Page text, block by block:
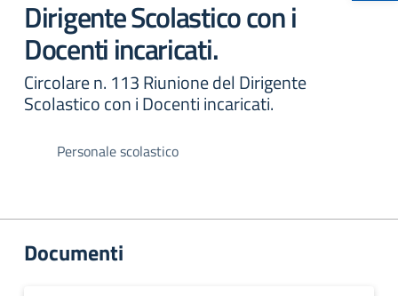
Dirigente Scolastico con i
Docenti incaricati.
Circolare n. 113 Riunione del Dirigente
Scolastico con i Docenti incaricati.
Personale scolastico
Documenti